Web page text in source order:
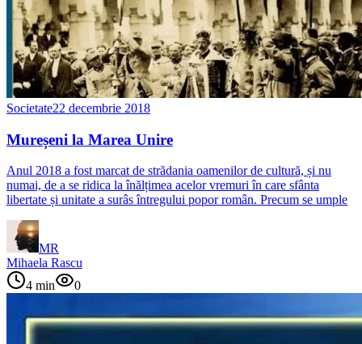
Societate22 decembrie 2018
Mureșeni la Marea Unire
Anul 2018 a fost marcat de strădania oamenilor de cultură, și nu
numai, de a se ridica la înălțimea acelor vremuri în care sfânta
libertate și unitate a surâs întregului popor român. Precum se umple
MR
Mihaela Rascu
4 min 0